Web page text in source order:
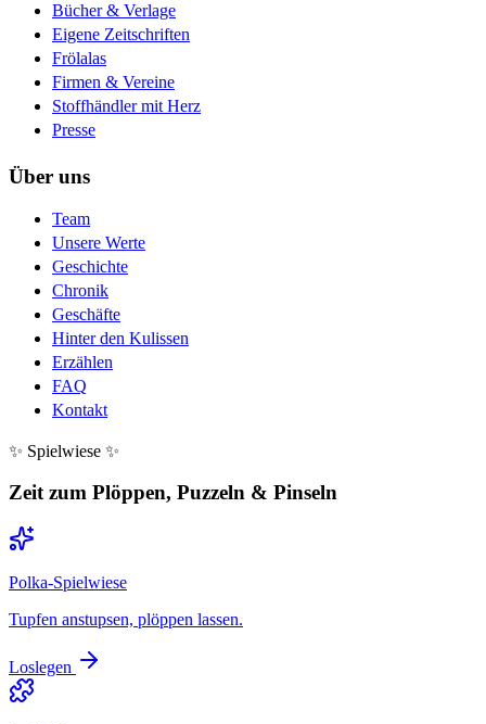
Bücher & Verlage
Eigene Zeitschriften
Frölalas
Firmen & Vereine
Stoffhändler mit Herz
Presse
Über uns
Team
Unsere Werte
Geschichte
Chronik
Geschäfte
Hinter den Kulissen
Erzählen
FAQ
Kontakt
✨ Spielwiese ✨
Zeit zum Plöppen, Puzzeln & Pinseln
Polka-Spielwiese
Tupfen anstupsen, plöppen lassen.
Loslegen